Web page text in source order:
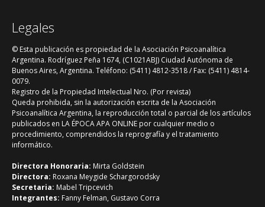
Legales
© Esta publicación es propiedad de la Asociación Psicoanalítica
Argentina. Rodríguez Peña 1674, (C1021ABJ) Ciudad Autónoma de
Buenos Aires, Argentina. Teléfono: (5411) 4812-3518 / Fax: (5411) 4814-
0079.
Registro de la Propiedad Intelectual Nro. (Por revista)
Queda prohibida, sin la autorización escrita de la Asociación
Psicoanalítica Argentina, la reproducción total o parcial de los artículos
publicados en LA ÉPOCA APA ONLINE por cualquier medio o
procedimiento, comprendidos la reprografía y el tratamiento
informático.
Directora Honoraria: Mirta Goldstein
Directora: Roxana Meygide Schargorodsky
Secretaria: Mabel Tripcevich
Integrantes: Fanny Felman, Gustavo Corra